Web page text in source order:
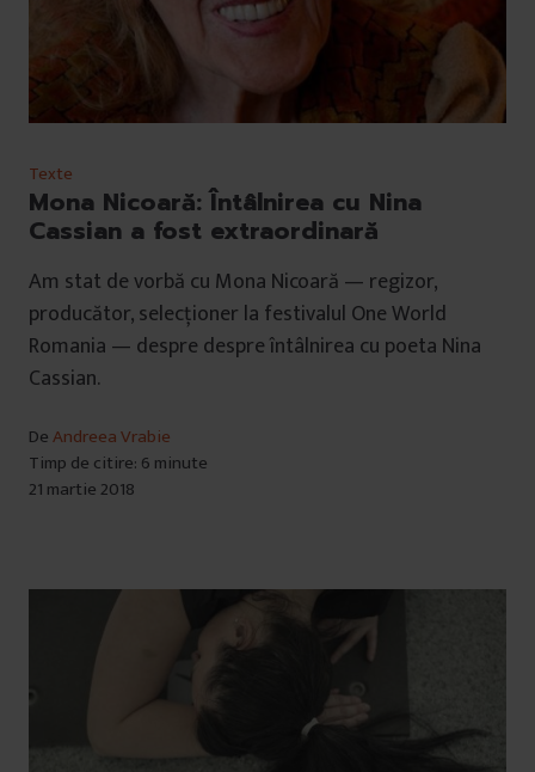
Texte
Mona Nicoară: Întâlnirea cu Nina
Cassian a fost extraordinară
Am stat de vorbă cu Mona Nicoară — regizor,
producător, selecționer la festivalul One World
Romania — despre despre întâlnirea cu poeta Nina
Cassian.
DeAndreea Vrabie
Timp de citire: 6 minute
21 martie 2018